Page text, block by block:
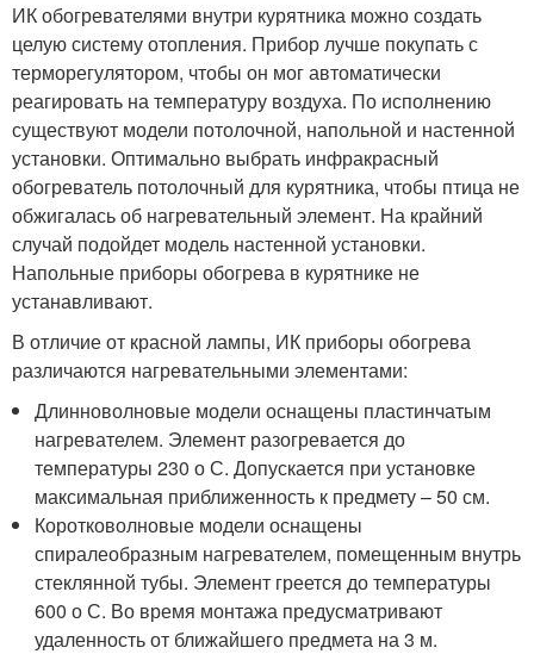
ИК обогревателями внутри курятника можно создать
целую систему отопления. Прибор лучше покупать с
терморегулятором, чтобы он мог автоматически
реагировать на температуру воздуха. По исполнению
существуют модели потолочной, напольной и настенной
установки. Оптимально выбрать инфракрасный
обогреватель потолочный для курятника, чтобы птица не
обжигалась об нагревательный элемент. На крайний
случай подойдет модель настенной установки.
Напольные приборы обогрева в курятнике не
устанавливают.
В отличие от красной лампы, ИК приборы обогрева
различаются нагревательными элементами:
Длинноволновые модели оснащены пластинчатым
нагревателем. Элемент разогревается до
температуры 230 о С. Допускается при установке
максимальная приближенность к предмету – 50 см.
Коротковолновые модели оснащены
спиралеобразным нагревателем, помещенным внутрь
стеклянной тубы. Элемент греется до температуры
600 о С. Во время монтажа предусматривают
удаленность от ближайшего предмета на 3 м.